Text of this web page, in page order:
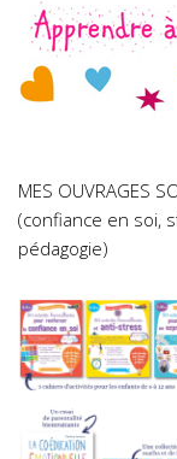
MES OUVRAGES
(confiance en soi,
pédagogie)